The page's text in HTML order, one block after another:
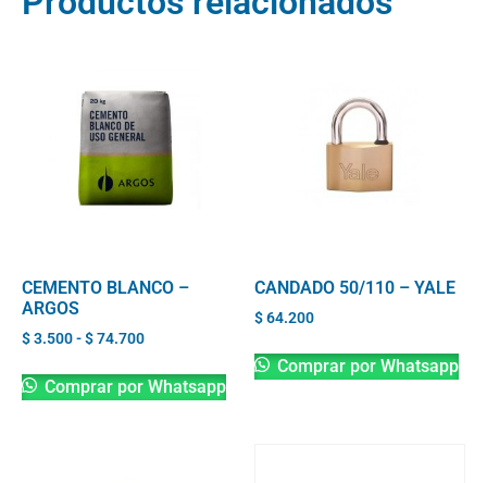
CEMENTO BLANCO –
ARGOS
$3.500-$74.700
Comprar por Whatsapp
CANDADO 50/110 – YALE
$64.200
Comprar por Whatsapp